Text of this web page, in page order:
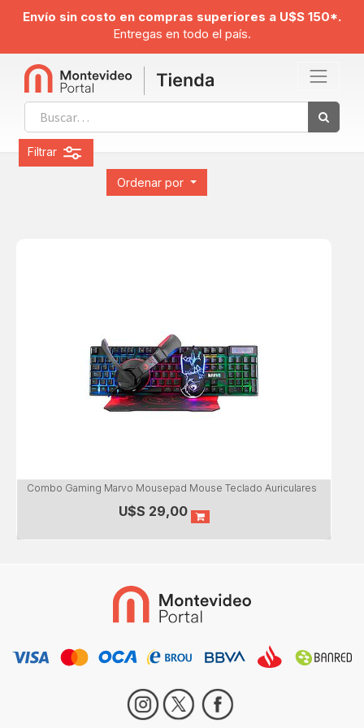
Envío sin costo en compras superiores a U$S 150*.
Entregas en todo el país.
Ordenar por
Filtrar
Combo Gaming Marvo Mousepad Mouse Teclado Auriculares
U$S 29,00